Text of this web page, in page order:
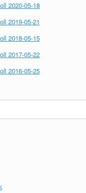
2020-05-18
2019-05-21
2018-05-15
2017-05-22
2016-05-25